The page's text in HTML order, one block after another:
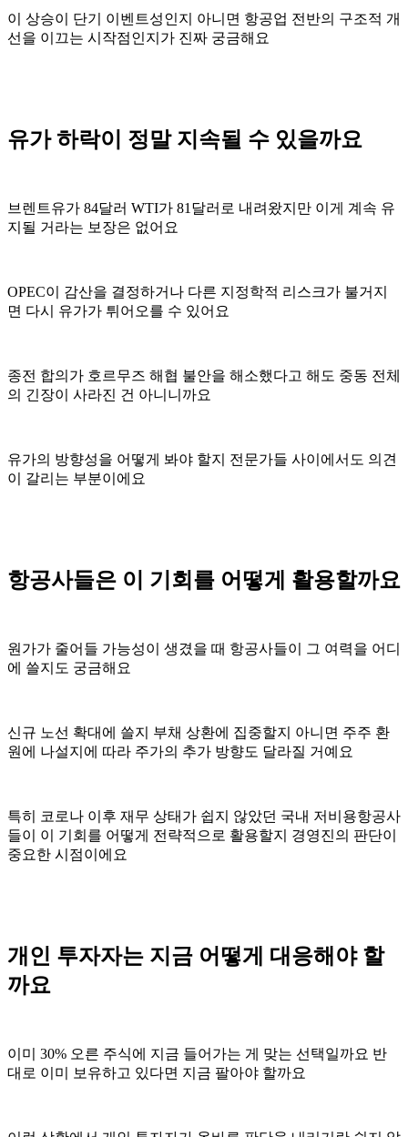
이 상승이 단기 이벤트성인지 아니면 항공업 전반의 구조적 개
선을 이끄는 시작점인지가 진짜 궁금해요
유가 하락이 정말 지속될 수 있을까요
브렌트유가 84달러 WTI가 81달러로 내려왔지만 이게 계속 유
지될 거라는 보장은 없어요
OPEC이 감산을 결정하거나 다른 지정학적 리스크가 불거지
면 다시 유가가 튀어오를 수 있어요
종전 합의가 호르무즈 해협 불안을 해소했다고 해도 중동 전체
의 긴장이 사라진 건 아니니까요
유가의 방향성을 어떻게 봐야 할지 전문가들 사이에서도 의견
이 갈리는 부분이에요
항공사들은 이 기회를 어떻게 활용할까요
원가가 줄어들 가능성이 생겼을 때 항공사들이 그 여력을 어디
에 쓸지도 궁금해요
신규 노선 확대에 쓸지 부채 상환에 집중할지 아니면 주주 환
원에 나설지에 따라 주가의 추가 방향도 달라질 거예요
특히 코로나 이후 재무 상태가 쉽지 않았던 국내 저비용항공사
들이 이 기회를 어떻게 전략적으로 활용할지 경영진의 판단이
중요한 시점이에요
개인 투자자는 지금 어떻게 대응해야 할
까요
이미 30% 오른 주식에 지금 들어가는 게 맞는 선택일까요 반
대로 이미 보유하고 있다면 지금 팔아야 할까요